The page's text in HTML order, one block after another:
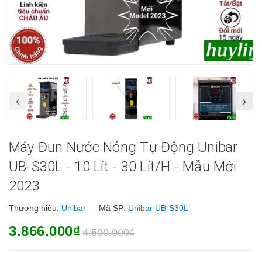
Máy Đun Nước Nóng Tự Động Unibar
UB-S30L - 10 Lít - 30 Lít/h - Mẫu Mới
2023
Thương hiệu: Unibar Mã SP: Unibar UB-S30L
3.866.000₫ 4.500.000₫